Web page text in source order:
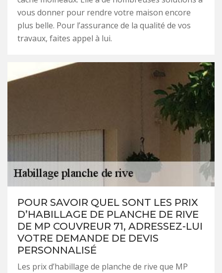
vous donner pour rendre votre maison encore
plus belle. Pour l’assurance de la qualité de vos
travaux, faites appel à lui.
POUR SAVOIR QUEL SONT LES PRIX
D’HABILLAGE DE PLANCHE DE RIVE
DE MP COUVREUR 71, ADRESSEZ-LUI
VOTRE DEMANDE DE DEVIS
PERSONNALISÉ
Les prix d’habillage de planche de rive que MP